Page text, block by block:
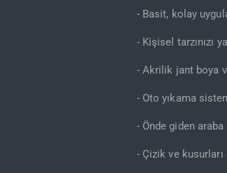
- Basit, kolay
- Kişisel tarzınızı
- Akrilik jant boya
- Oto yıkama
- Önde giden
- Çizik ve